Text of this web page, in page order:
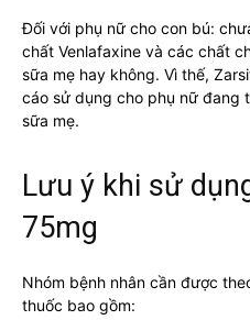
Đối với phụ nữ cho con bú:
chất Venlafaxine và các chất
sữa mẹ hay không. Vì thế,
cáo sử dụng cho phụ nữ đang
sữa mẹ.
Lưu ý khi sử
75mg
Nhóm bệnh nhân cần được
thuốc bao gồm: